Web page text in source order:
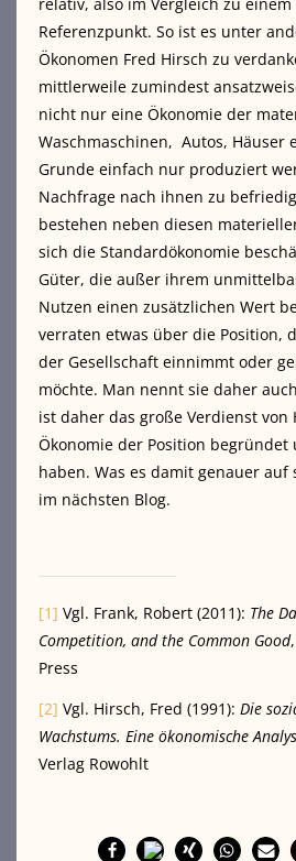
Referenzpunkt. So ist es unter
Ökonomen Fred Hirsch zu
mittlerweile zumindest
nicht nur eine Ökonomie der
Waschmaschinen, Autos, Häuser
Grunde einfach nur produziert
Nachfrage nach ihnen zu
bestehen neben diesen
sich die Standardökonomie
Güter, die außer ihrem
Nutzen einen zusätzlichen Wert
verraten etwas über die Position,
der Gesellschaft einnimmt oder
möchte. Man nennt sie daher
ist daher das große Verdienst von
Ökonomie der Position begründet
haben. Was es damit genauer
im nächsten Blog.
[1] Vgl. Frank, Robert (2011): The
Competition, and the Common Good
Press
[2] Vgl. Hirsch, Fred (1991): Die
Wachstums. Eine ökonomische
Verlag Rowohlt